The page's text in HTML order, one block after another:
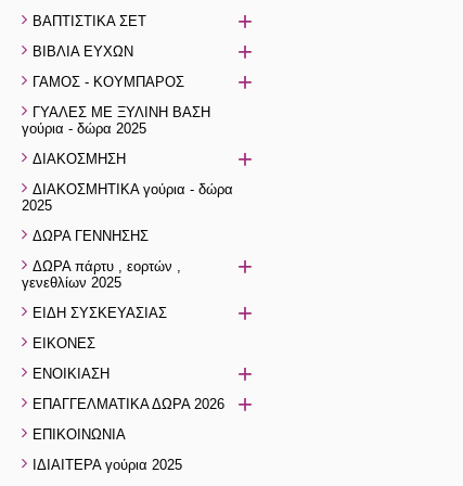
ΒΑΠΤΙΣΤΙΚΑ ΣΕΤ
+
ΒΙΒΛΙΑ ΕΥΧΩΝ +
ΓΑΜΟΣ - ΚΟΥΜΠΑΡΟΣ +
ΓΥΑΛΕΣ ΜΕ ΞΥΛΙΝΗ ΒΑΣΗ
γούρια - δώρα 2025
ΔΙΑΚΟΣΜΗΣΗ
+
ΔΙΑΚΟΣΜΗΤΙΚΑ γούρια - δώρα
2025
ΔΩΡΑ ΓΕΝΝΗΣΗΣ
ΔΩΡΑ πάρτυ , εορτών ,
γενεθλίων 2025
+
ΕΙΔΗ ΣΥΣΚΕΥΑΣΙΑΣ +
ΕΙΚΟΝΕΣ
ΕΝΟΙΚΙΑΣΗ
+
ΕΠΑΓΓΕΛΜΑΤΙΚΑ ΔΩΡΑ 2026 +
ΕΠΙΚΟΙΝΩΝΙΑ
ΙΔΙΑΙΤΕΡΑ γούρια 2025